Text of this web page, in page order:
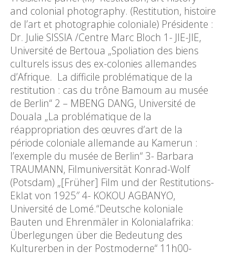
and colonial photography. (Restitution, histoire
de l’art et photographie coloniale) Présidente :
Dr. Julie SISSIA /Centre Marc Bloch 1- JIE-JIE,
Université de Bertoua „Spoliation des biens
culturels issus des ex-colonies allemandes
d’Afrique. La difficile problématique de la
restitution : cas du trône Bamoum au musée
de Berlin“ 2 – MBENG DANG, Université de
Douala „La problématique de la
réappropriation des œuvres d’art de la
période coloniale allemande au Kamerun :
l’exemple du musée de Berlin“ 3- Barbara
TRAUMANN, Filmuniversität Konrad-Wolf
(Potsdam) „[Früher] Film und der Restitutions-
Eklat von 1925″ 4- KOKOU AGBANYO,
Université de Lomé.“Deutsche koloniale
Bauten und Ehrenmäler in Kolonialafrika:
Überlegungen über die Bedeutung des
Kulturerben in der Postmoderne“ 11h00-